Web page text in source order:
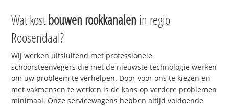
Wat kostbouwen rookkanalen in regio
Roosendaal?
Wij werken uitsluitend met professionele
schoorsteenvegers die met de nieuwste technologie werken
om uw probleem te verhelpen. Door voor ons te kiezen en
met vakmensen te werken is de kans op verdere problemen
minimaal. Onze servicewagens hebben altijd voldoende